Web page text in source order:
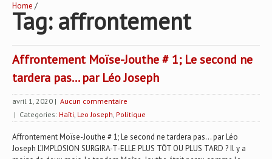
Home /
Tag: affrontement
Affrontement Moïse-Jouthe # 1; Le second ne
tardera pas… par Léo Joseph
avril 1, 2020 | Aucun commentaire
| Categories: Haïti, Leo Joseph, Politique
Affrontement Moïse-Jouthe # 1; Le second ne tardera pas... par Léo
Joseph L’IMPLOSION SURGIRA-T-ELLE PLUS TÔT OU PLUS TARD ? Il y a